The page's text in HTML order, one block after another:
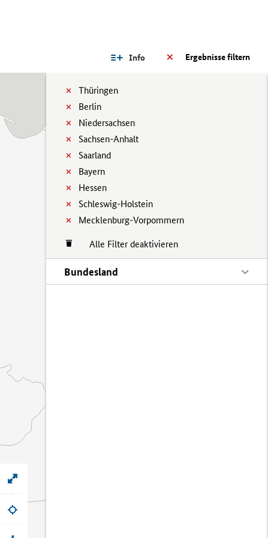
Ergebnisse filtern
Info
Thüringen
Berlin
Niedersachsen
Sachsen-Anhalt
Saarland
Bayern
Hessen
Schleswig-Holstein
Mecklenburg-Vorpommern
Alle Filter deaktivieren
Bundesland